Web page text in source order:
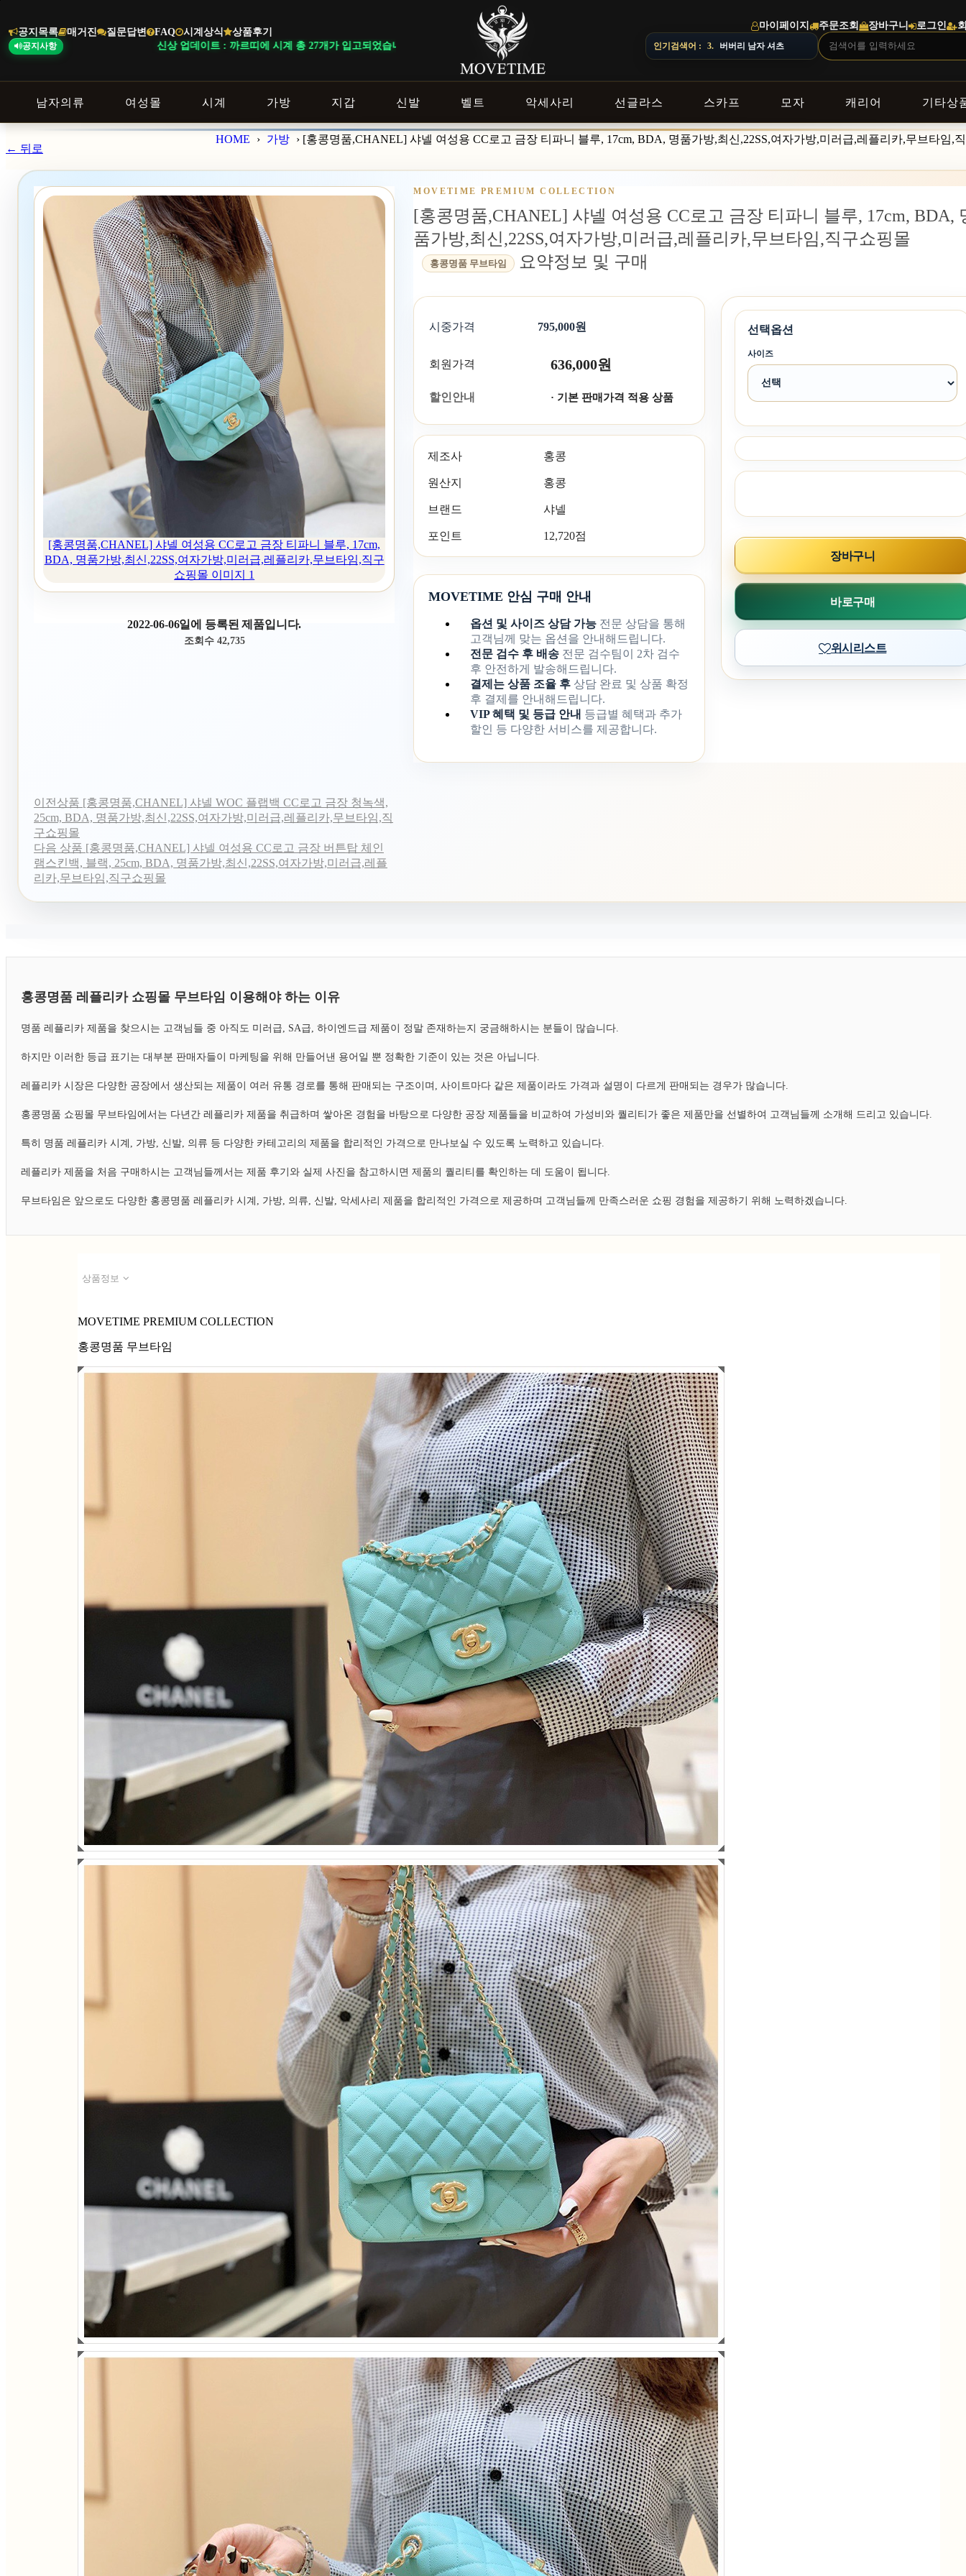
공지목록 매거진 질문답변 FAQ 시계상식 상품후기
공지사항 신상 업데이트 : 까르띠에 시계 총 27개가 입고되었습니다.
마이페이지 주문조회 장바구니 로그인
인기검색어 : 4. 스톤아일랜드 남자 맨투맨
남자의류 여성몰 시계 가방 지갑 신발 벨트 악세사리 선글라스 스카프 모자 캐리어 기타상
바
로
기
← 뒤로
HOME › 가방 › [홍콩명품,CHANEL] 샤넬 여성용 CC로고 금장 티파니 블루, 17cm, BDA, 명품가방,최신,22SS,여자가방,미러급,레플리카,무브타임,
[홍콩명품,CHANEL] 샤넬 여성용 CC로고 금장 티파니 블루, 17cm,
BDA, 명품가방,최신,22SS,여자가방,미러급,레플리카,무브타임,직구
쇼핑몰 이미지 1
2022-06-06일에 등록된 제품입니다.
조회수 42,735
MOVETIME PREMIUM COLLECTION
[홍콩명품,CHANEL] 샤넬 여성용 CC로고 금장 티파니 블루, 17cm, BDA,
품가방,최신,22SS,여자가방,미러급,레플리카,무브타임,직구쇼핑몰
홍콩명품 무브타임 요약정보 및 구매
시중가격 795,000원
회원가격 636,000원
할인안내 · 기본 판매가격 적용 상품
제조사 홍콩
원산지 홍콩
브랜드 샤넬
포인트 12,720점
MOVETIME 안심 구매 안내
옵션 및 사이즈 상담 가능 전문 상담을 통해
고객님께 맞는 옵션을 안내해드립니다.
전문 검수 후 배송 전문 검수팀이 2차 검수
후 안전하게 발송해드립니다.
결제는 상품 조율 후 상담 완료 및 상품 확정
후 결제를 안내해드립니다.
VIP 혜택 및 등급 안내 등급별 혜택과 추가
할인 등 다양한 서비스를 제공합니다.
선택옵션
사이즈
바로구매
장바구니
위시리스트
이전상품 [홍콩명품,CHANEL] 샤넬 WOC 플랩백 CC로고 금장 청녹색,
25cm, BDA, 명품가방,최신,22SS,여자가방,미러급,레플리카,무브타임,직
구쇼핑몰
다음 상품 [홍콩명품,CHANEL] 샤넬 여성용 CC로고 금장 버튼탑 체인
램스킨백, 블랙, 25cm, BDA, 명품가방,최신,22SS,여자가방,미러급,레플
리카,무브타임,직구쇼핑몰
홍콩명품 레플리카 쇼핑몰 무브타임 이용해야 하는 이유
명품 레플리카 제품을 찾으시는 고객님들 중 아직도 미러급, SA급, 하이엔드급 제품이 정말 존재하는지 궁금해하시는 분들이 많습니다.
하지만 이러한 등급 표기는 대부분 판매자들이 마케팅을 위해 만들어낸 용어일 뿐 정확한 기준이 있는 것은 아닙니다.
레플리카 시장은 다양한 공장에서 생산되는 제품이 여러 유통 경로를 통해 판매되는 구조이며, 사이트마다 같은 제품이라도 가격과 설명이 다르게 판매되는 경우가 많습니다.
홍콩명품 쇼핑몰 무브타임에서는 다년간 레플리카 제품을 취급하며 쌓아온 경험을 바탕으로 다양한 공장 제품들을 비교하여 가성비와 퀄리티가 좋은 제품만을 선별하여 고객님들께 소개해 드리고 있습니다.
특히 명품 레플리카 시계, 가방, 신발, 의류 등 다양한 카테고리의 제품을 합리적인 가격으로 만나보실 수 있도록 노력하고 있습니다.
레플리카 제품을 처음 구매하시는 고객님들께서는 제품 후기와 실제 사진을 참고하시면 제품의 퀄리티를 확인하는 데 도움이 됩니다.
무브타임은 앞으로도 다양한 홍콩명품 레플리카 시계, 가방, 의류, 신발, 악세사리 제품을 합리적인 가격으로 제공하며 고객님들께 만족스러운 쇼핑 경험을 제공하기 위해 노력하겠습니다.
상품정보
MOVETIME PREMIUM COLLECTION
홍콩명품 무브타임